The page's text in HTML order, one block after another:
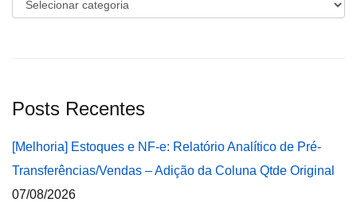
Posts Recentes
[Melhoria] Estoques e NF-e: Relatório Analítico de Pré-
Transferências/Vendas – Adição da Coluna Qtde Original
07/08/2026